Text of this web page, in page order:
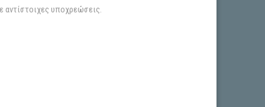
αντίστοιχες υποχρεώσεις.